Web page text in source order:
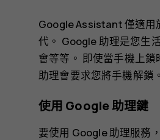
Google Assistant 僅適用
代。 Google 助理是您生
會等等。 即使當手機上
助理會要求您將手機解鎖。
使用 Google 助理鍵
要使用 Google 助理服務